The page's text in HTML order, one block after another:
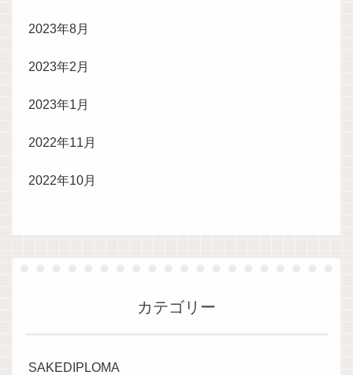
2023年8月
2023年2月
2023年1月
2022年11月
2022年10月
カテゴリー
SAKEDIPLOMA